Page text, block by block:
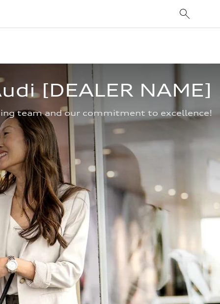
[DEALER NAME]
team and our commitment to excellence!